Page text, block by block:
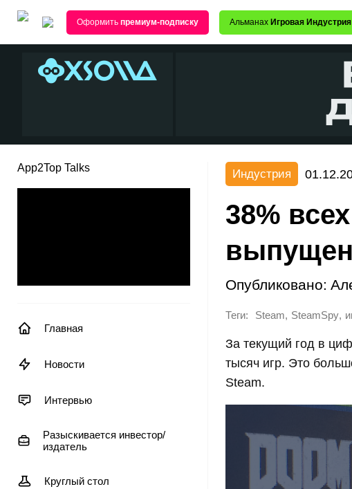
Оформить премиум-подписку Альманах Игровая Индустрия
App2Top Talks
Главная
Новости
Интервью
Разыскивается инвестор/
издатель
Круглый стол
Индустрия
38%
Опубликовано:
Теги: Steam, SteamSpy,
За текущий год в
тысяч игр. Это
Steam.